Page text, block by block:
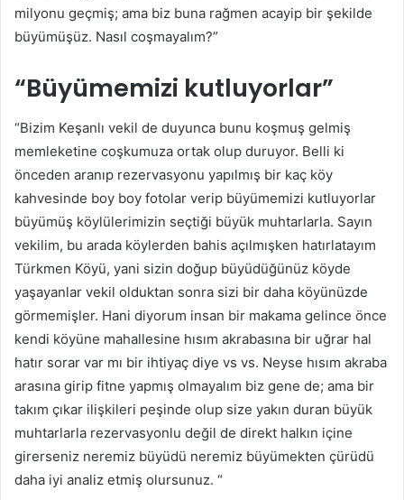
milyonu geçmiş; ama biz buna rağmen acayip bir şekilde
büyümüşüz. Nasıl coşmayalım?”
“Büyümemizi kutluyorlar”
“Bizim Keşanlı vekil de duyunca bunu koşmuş gelmiş
memleketine coşkumuza ortak olup duruyor. Belli ki
önceden aranıp rezervasyonu yapılmış bir kaç köy
kahvesinde boy boy fotolar verip büyümemizi kutluyorlar
büyümüş köylülerimizin seçtiği büyük muhtarlarla. Sayın
vekilim, bu arada köylerden bahis açılmışken hatırlatayım
Türkmen Köyü, yani sizin doğup büyüdüğünüz köyde
yaşayanlar vekil olduktan sonra sizi bir daha köyünüzde
görmemişler. Hani diyorum insan bir makama gelince önce
kendi köyüne mahallesine hısım akrabasına bir uğrar hal
hatır sorar var mı bir ihtiyaç diye vs vs. Neyse hısım akraba
arasına girip fitne yapmış olmayalım biz gene de; ama bir
takım çıkar ilişkileri peşinde olup size yakın duran büyük
muhtarlarla rezervasyonlu değil de direkt halkın içine
girerseniz neremiz büyüdü neremiz büyümekten çürüdü
daha iyi analiz etmiş olursunuz. “